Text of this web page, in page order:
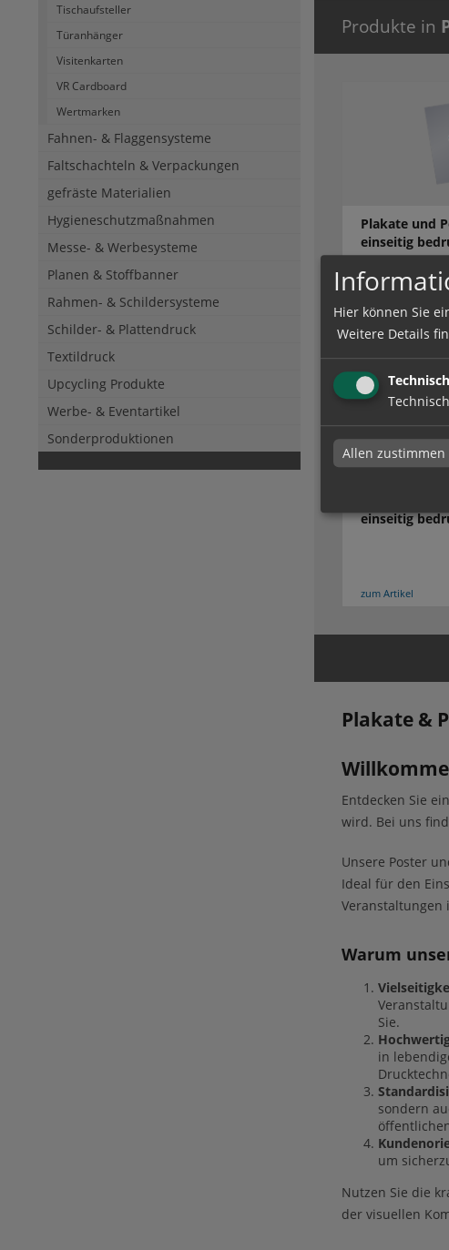
Tischaufsteller
Türanhänger
Visitenkarten
VR Cardboard
Wertmarken
Fahnen- & Flaggensysteme
Faltschachteln & Verpackungen
gefräste Materialien
Hygieneschutzmaßnahmen
Messe- & Werbesysteme
Planen & Stoffbanner
Rahmen- & Schildersysteme
Schilder- & Plattendruck
Textildruck
Upcycling Produkte
Werbe- & Eventartikel
Sonderproduktionen
Produkte in
Plakate und
einseitig
zum Artikel
einseitig
zum Artikel
Plakate &
Entdecken Sie
wird. Bei uns
Unsere Poster
Ideal für den
Veranstaltungen
Warum
Sie.
in
sondern
um
Nutzen Sie die
der visuellen
Hier können Sie
Weitere Details
Allen zustimmen